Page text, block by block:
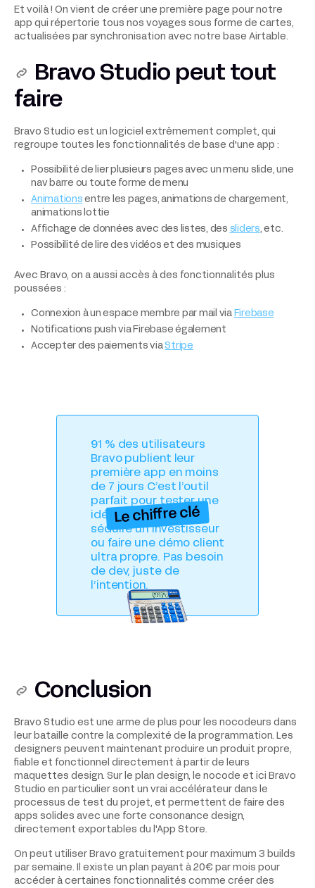
Et voilà ! On vient de créer une première page pour notre
app qui répertorie tous nos voyages sous forme de cartes,
actualisées par synchronisation avec notre base Airtable.
Bravo Studio peut tout
faire
Bravo Studio est un logiciel extrêmement complet, qui
regroupe toutes les fonctionnalités de base d'une app :
Possibilité de lier plusieurs pages avec un menu slide, une
nav barre ou toute forme de menu
Animations entre les pages, animations de chargement,
animations lottie
Affichage de données avec des listes, des sliders, etc.
Possibilité de lire des vidéos et des musiques
Avec Bravo, on a aussi accès à des fonctionnalités plus
poussées :
Connexion à un espace membre par mail via Firebase
Notifications push via Firebase également
Accepter des paiements viaStripe
91 % des utilisateurs
Bravo publient leur
première app en moins
de 7 jours C’est l’outil
parfait pour tester une
idée rapidement,
séduire un investisseur
ou faire une démo client
ultra propre. Pas besoin
de dev, juste de
l’intention.
Le chiffre clé
Conclusion
Bravo Studio est une arme de plus pour les nocodeurs dans
leur bataille contre la complexité de la programmation. Les
designers peuvent maintenant produire un produit propre,
fiable et fonctionnel directement à partir de leurs
maquettes design. Sur le plan design, le nocode et ici Bravo
Studio en particulier sont un vrai accélérateur dans le
processus de test du projet, et permettent de faire des
apps solides avec une forte consonance design,
directement exportables du l'App Store.
On peut utiliser Bravo gratuitement pour maximum 3 builds
par semaine. Il existe un plan payant à 20€ par mois pour
accéder à certaines fonctionnalités comme créer des